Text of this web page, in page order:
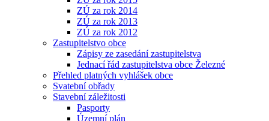
ZÚ za rok 2014
ZÚ za rok 2013
ZÚ za rok 2012
Zastupitelstvo obce
Zápisy ze zasedání zastupitelstva
Jednací řád zastupitelstva obce Železné
Přehled platných vyhlášek obce
Svatební obřady
Stavební záležitosti
Pasporty
Územní plán